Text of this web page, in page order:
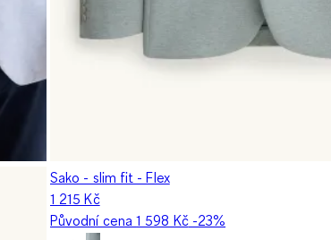
Sako - slim fit - Flex
1 215 Kč
Původní cena1 598 Kč-23%